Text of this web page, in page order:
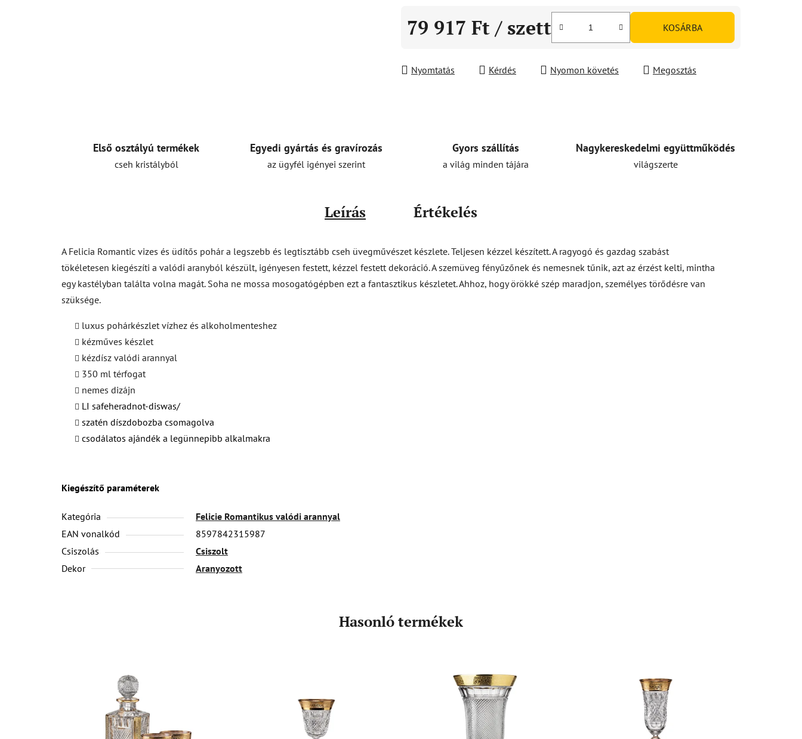
79 917 Ft / szett KOSÁRBA
Nyomtatás Kérdés Nyomon követés Megosztás
Első osztályú termékek
cseh kristályból
Egyedi gyártás és gravírozás
az ügyfél igényei szerint
Gyors szállítás
a világ minden tájára
Nagykereskedelmi együttműködés
világszerte
Leírás Értékelés
A Felicia Romantic vizes és üdítős pohár a legszebb és legtisztább cseh üvegművészet készlete. Teljesen kézzel készített. A ragyogó és gazdag szabást
tökéletesen kiegészíti a valódi aranyból készült, igényesen festett, kézzel festett dekoráció. A szemüveg fényűzőnek és nemesnek tűnik, azt az érzést kelti, mintha
egy kastélyban találta volna magát. Soha ne mossa mosogatógépben ezt a fantasztikus készletet. Ahhoz, hogy örökké szép maradjon, személyes törődésre van
szüksége.
luxus pohárkészlet vízhez és alkoholmenteshez
kézműves készlet
kézdísz valódi arannyal
350 ml térfogat
nemes dizájn
LI safeheradnot-diswas/
szatén díszdobozba csomagolva
csodálatos ajándék a legünnepibb alkalmakra
Kiegészítő paraméterek
Kategória
Felicie Romantikus valódi arannyal
EAN vonalkód
8597842315987
Csiszolás
Csiszolt
Dekor
Aranyozott
Hasonló termékek